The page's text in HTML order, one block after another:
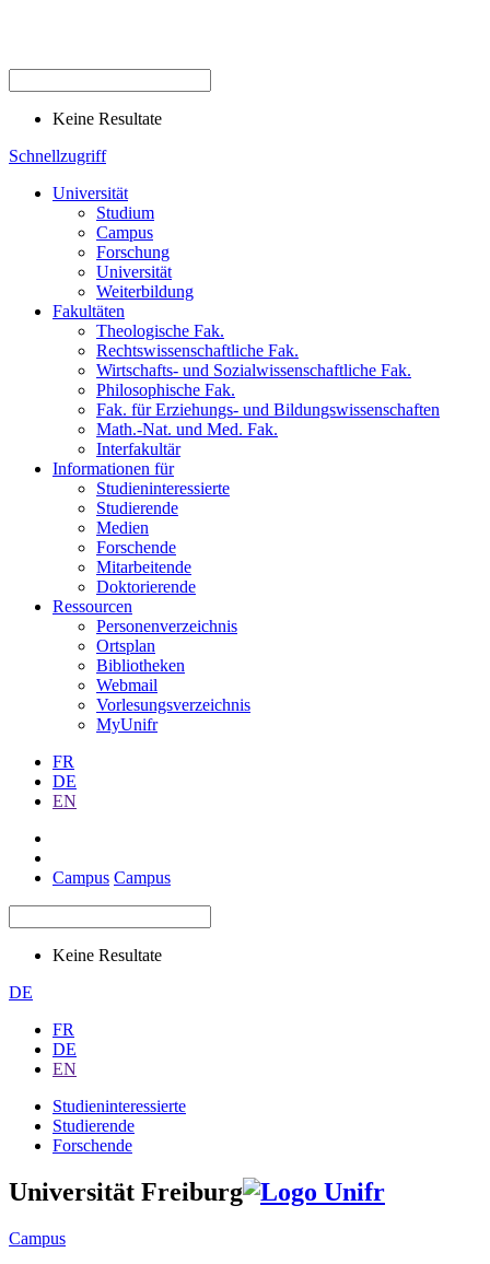
Keine Resultate
Schnellzugriff
Universität
Studium
Campus
Forschung
Universität
Weiterbildung
Fakultäten
Theologische Fak.
Rechtswissenschaftliche Fak.
Wirtschafts- und Sozialwissenschaftliche Fak.
Philosophische Fak.
Fak. für Erziehungs- und Bildungswissenschaften
Math.-Nat. und Med. Fak.
Interfakultär
Informationen für
Studieninteressierte
Studierende
Medien
Forschende
Mitarbeitende
Doktorierende
Ressourcen
Personenverzeichnis
Ortsplan
Bibliotheken
Webmail
Vorlesungsverzeichnis
MyUnifr
FR
DE
EN
Campus Campus
Keine Resultate
DE
FR
DE
EN
Studieninteressierte
Studierende
Forschende
Universität Freiburg
Campus